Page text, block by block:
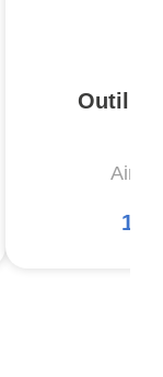
Outil